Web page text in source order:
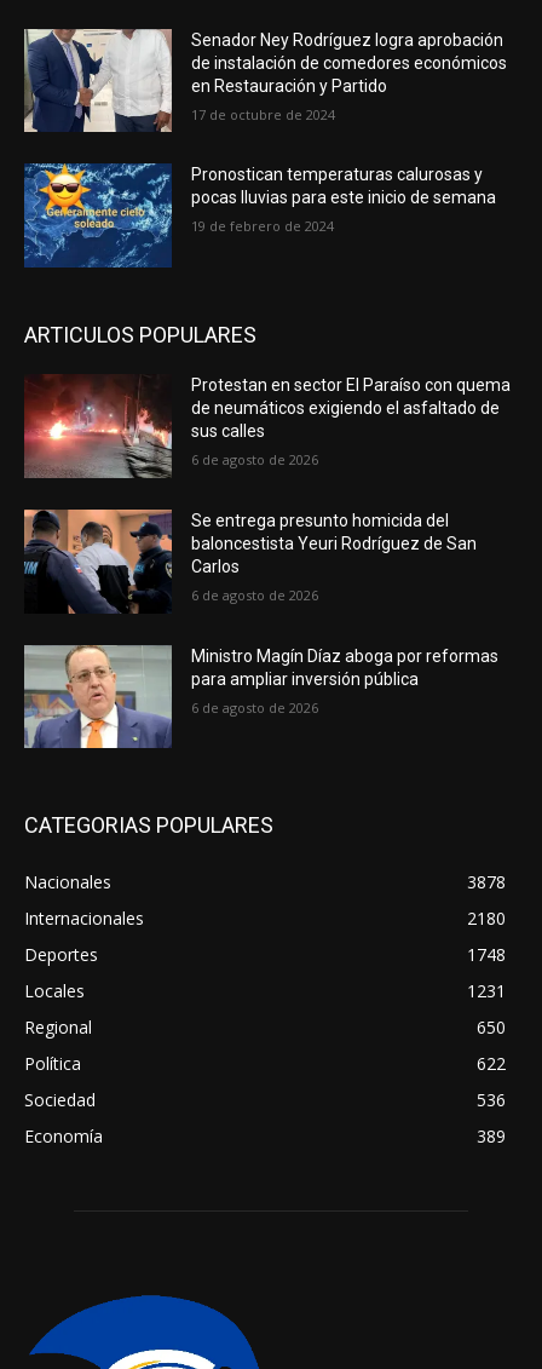
Senador Ney Rodríguez logra aprobación
de instalación de comedores económicos
en Restauración y Partido
17 de octubre de 2024
Pronostican temperaturas calurosas y
pocas lluvias para este inicio de semana
19 de febrero de 2024
ARTICULOS POPULARES
Protestan en sector El Paraíso con quema
de neumáticos exigiendo el asfaltado de
sus calles
6 de agosto de 2026
Se entrega presunto homicida del
baloncestista Yeuri Rodríguez de San
Carlos
6 de agosto de 2026
Ministro Magín Díaz aboga por reformas
para ampliar inversión pública
6 de agosto de 2026
CATEGORIAS POPULARES
Nacionales
3878
Internacionales
2180
Deportes
1748
Locales
1231
Regional
650
Política
622
Sociedad
536
Economía
389